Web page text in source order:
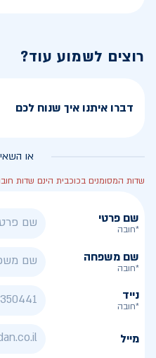
רוצים לשמוע עוד?
דברו איתנו איך שנוח לכם
או
שדות המסומנים בכוכבית הינם שדות
שם פרטי
*חובה
שם משפחה
*חובה
נייד
*חובה
מייל